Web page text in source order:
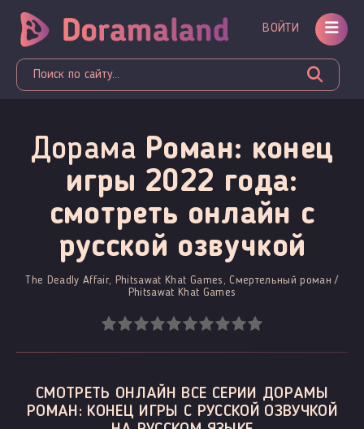
ВОЙТИ
Дорама Роман: конец
игры 2022 года:
смотреть онлайн c
русской озвучкой
The Deadly Affair, Phitsawat Khat Games, Смертельный роман /
Phitsawat Khat Games
СМОТРЕТЬ ОНЛАЙН ВСЕ СЕРИИ ДОРАМЫ
РОМАН: КОНЕЦ ИГРЫ С РУССКОЙ ОЗВУЧКОЙ